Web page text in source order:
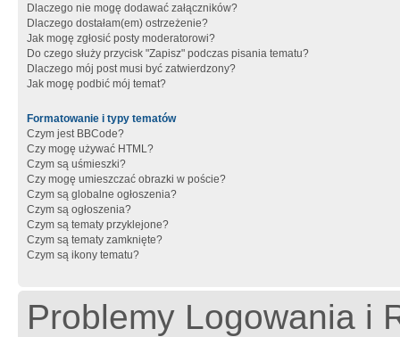
Dlaczego nie mogę dodawać załączników?
Dlaczego dostałam(em) ostrzeżenie?
Jak mogę zgłosić posty moderatorowi?
Do czego służy przycisk "Zapisz" podczas pisania tematu?
Dlaczego mój post musi być zatwierdzony?
Jak mogę podbić mój temat?
Formatowanie i typy tematów
Czym jest BBCode?
Czy mogę używać HTML?
Czym są uśmieszki?
Czy mogę umieszczać obrazki w poście?
Czym są globalne ogłoszenia?
Czym są ogłoszenia?
Czym są tematy przyklejone?
Czym są tematy zamknięte?
Czym są ikony tematu?
Problemy Logowania i